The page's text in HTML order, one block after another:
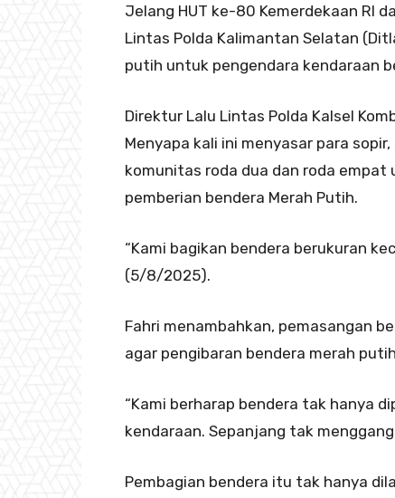
Jelang HUT ke-80 Kemerdekaan RI
Lintas Polda Kalimantan Selatan
putih untuk pengendara kendaraan
Direktur Lalu Lintas Polda Kalsel
Menyapa kali ini menyasar para
komunitas roda dua dan roda
pemberian bendera Merah Putih.
“Kami bagikan bendera berukuran
(5/8/2025).
Fahri menambahkan, pemasangan
agar pengibaran bendera merah
“Kami berharap bendera tak hanya
kendaraan. Sepanjang tak
Pembagian bendera itu tak hanya